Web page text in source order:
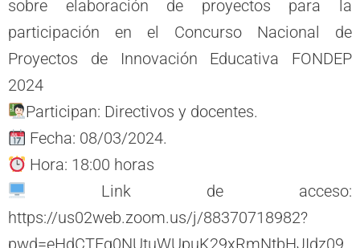
sobre elaboración de proyectos para la
participación en el Concurso Nacional de
Proyectos de Innovación Educativa FONDEP
2024
Participan: Directivos y docentes.
Fecha: 08/03/2024.
Hora: 18:00 horas
Link de acceso:
https://us02web.zoom.us/j/88370718982?
pwd=eHdCTFg0NUtuWUpuK29xRmNtbHJIdz09